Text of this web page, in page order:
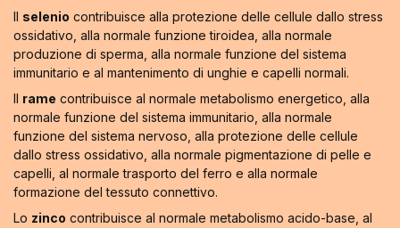
Il selenio contribuisce alla protezione delle cellule dallo stress
ossidativo, alla normale funzione tiroidea, alla normale
produzione di sperma, alla normale funzione del sistema
immunitario e al mantenimento di unghie e capelli normali.
Il rame contribuisce al normale metabolismo energetico, alla
normale funzione del sistema immunitario, alla normale
funzione del sistema nervoso, alla protezione delle cellule
dallo stress ossidativo, alla normale pigmentazione di pelle e
capelli, al normale trasporto del ferro e alla normale
formazione del tessuto connettivo.
Lo zinco contribuisce al normale metabolismo acido-base, al